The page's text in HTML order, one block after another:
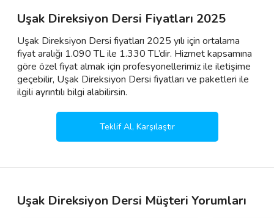
Uşak Direksiyon Dersi Fiyatları 2025
Uşak Direksiyon Dersi fiyatları 2025 yılı için ortalama
fiyat aralığı 1.090 TL ile 1.330 TL’dir. Hizmet kapsamına
göre özel fiyat almak için profesyonellerimiz ile iletişime
geçebilir, Uşak Direksiyon Dersi fiyatları ve paketleri ile
ilgili ayrıntılı bilgi alabilirsin.
Teklif Al, Karşılaştır
Uşak Direksiyon Dersi Müşteri Yorumları